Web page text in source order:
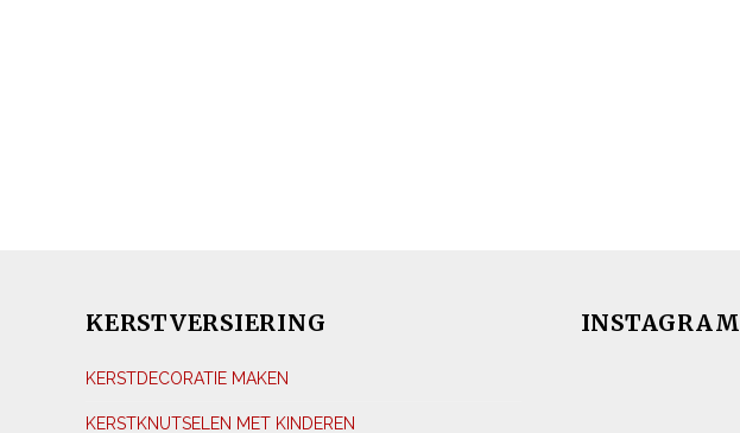
KERSTVERSIERING
KERSTDECORATIE MAKEN
KERSTKNUTSELEN MET KINDEREN
INSTAGRAM